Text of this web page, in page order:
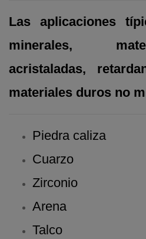
Las aplicaciones
minerales,
acristaladas,
materiales duros no
Piedra caliza
Cuarzo
Zirconio
Arena
Talco